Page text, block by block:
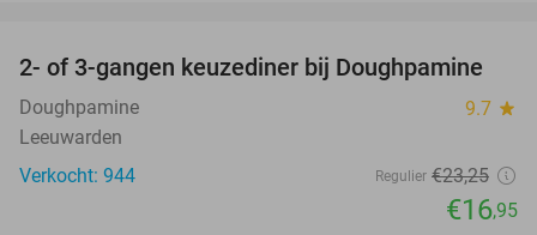
27%
2- of 3-gangen keuzediner bij Doughpamine
Doughpamine 9.7 star
Leeuwarden
Verkocht: 944
Regulier €23,25
€16,95